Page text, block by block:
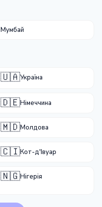
Мумбай
🇺🇦Україна
🇩🇪Німеччина
🇲🇩Молдова
🇨🇮Кот-д'Івуар
🇳🇬Нігерія